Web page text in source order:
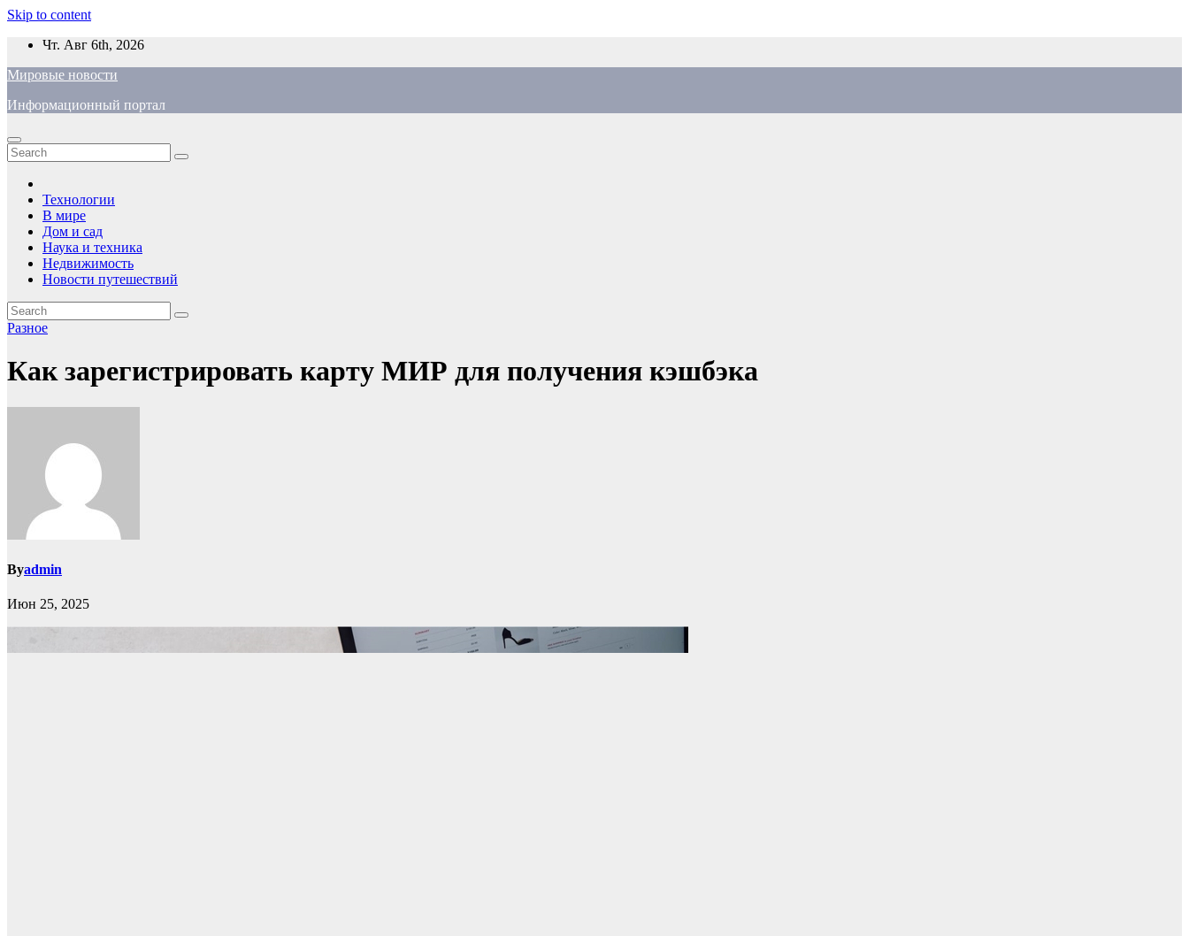
Skip to content
Чт. Авг 6th, 2026
Мировые новости
Информационный портал
Технологии
В мире
Дом и сад
Наука и техника
Недвижимость
Новости путешествий
Разное
Как зарегистрировать карту МИР для получения кэшбэка
Byadmin
Июн 25, 2025